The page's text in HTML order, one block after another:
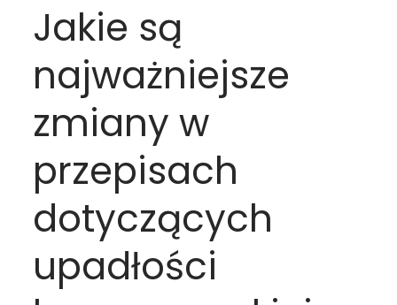
Jakie są
najważniejsze
zmiany w
przepisach
dotyczących
upadłości